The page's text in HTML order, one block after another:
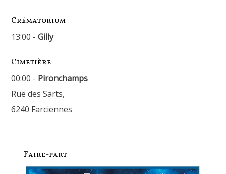
Crématorium
13:00 -Gilly
Cimetière
00:00 - Pironchamps
Rue des Sarts,
6240 Farciennes
Faire-part